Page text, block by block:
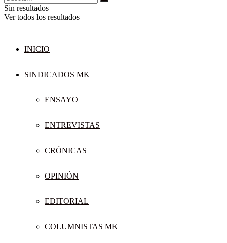
Sin resultados
Ver todos los resultados
INICIO
SINDICADOS MK
ENSAYO
ENTREVISTAS
CRÓNICAS
OPINIÓN
EDITORIAL
COLUMNISTAS MK